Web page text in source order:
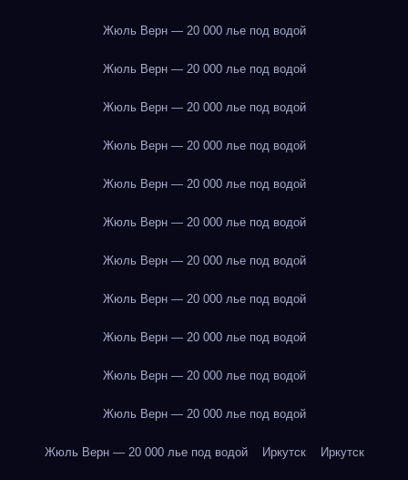
Жюль Верн — 20 000 лье под водой
Жюль Верн — 20 000 лье под водой
Жюль Верн — 20 000 лье под водой
Жюль Верн — 20 000 лье под водой
Жюль Верн — 20 000 лье под водой
Жюль Верн — 20 000 лье под водой
Жюль Верн — 20 000 лье под водой
Жюль Верн — 20 000 лье под водой
Жюль Верн — 20 000 лье под водой
Жюль Верн — 20 000 лье под водой
Жюль Верн — 20 000 лье под водой
Жюль Верн — 20 000 лье под водой Иркутск Иркутск